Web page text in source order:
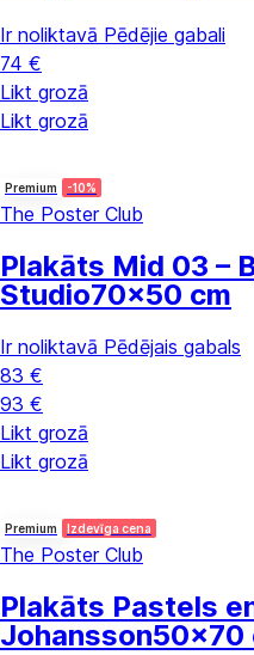
Ir noliktavā Pēdējie gabali
74 €
Likt grozā
Likt grozā
Premium -10%
The Poster Club
Plakāts Mid 03 –
Studio70x50 cm
Ir noliktavā Pēdējais gabals
83 €
93 €
Likt grozā
Likt grozā
Premium Izdevīga cena
The Poster Club
Plakāts Pastels
Johansson50x70